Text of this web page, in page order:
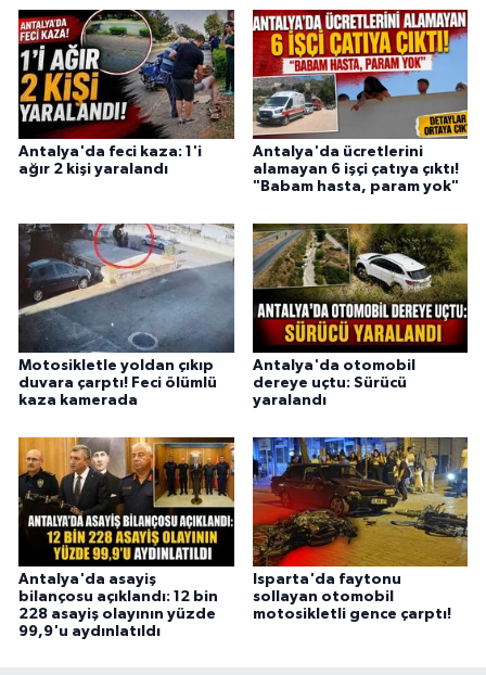
Antalya'da feci kaza: 1'i
ağır 2 kişi yaralandı
Antalya'da ücretlerini
alamayan 6 işçi çatıya çıktı!
"Babam hasta, param yok"
Motosikletle yoldan çıkıp
duvara çarptı! Feci ölümlü
kaza kamerada
Antalya'da otomobil
dereye uçtu: Sürücü
yaralandı
Antalya'da asayiş
bilançosu açıklandı: 12 bin
228 asayiş olayının yüzde
99,9'u aydınlatıldı
Isparta'da faytonu
sollayan otomobil
motosikletli gence çarptı!